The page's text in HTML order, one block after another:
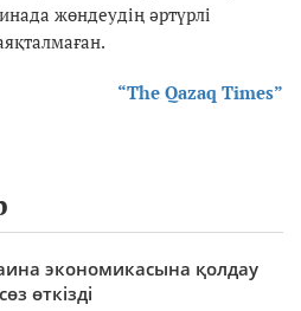
жөндеудің әртүрлі
“The Qazaq Times”
экономикасына қолдау
өткізді